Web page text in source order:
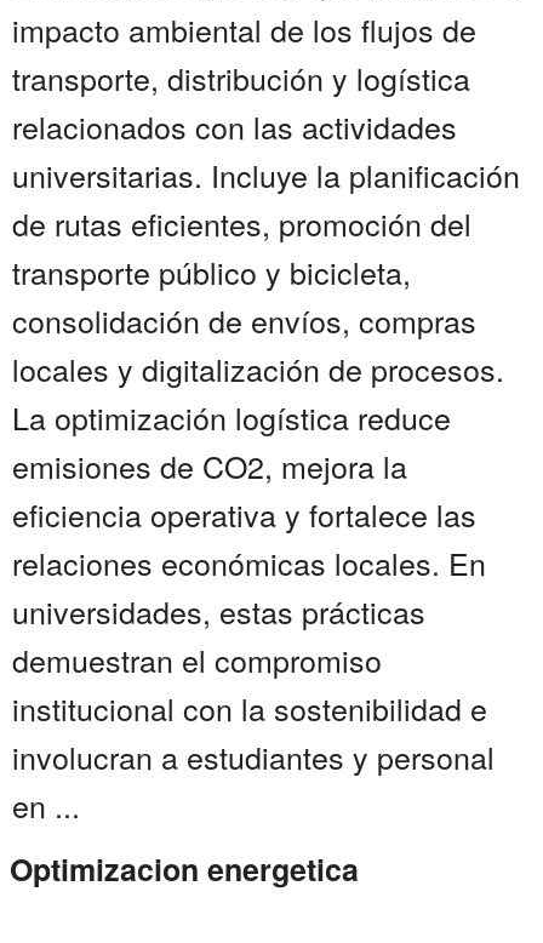
impacto ambiental de los flujos de
transporte, distribución y logística
relacionados con las actividades
universitarias. Incluye la planificación
de rutas eficientes, promoción del
transporte público y bicicleta,
consolidación de envíos, compras
locales y digitalización de procesos.
La optimización logística reduce
emisiones de CO2, mejora la
eficiencia operativa y fortalece las
relaciones económicas locales. En
universidades, estas prácticas
demuestran el compromiso
institucional con la sostenibilidad e
involucran a estudiantes y personal
en ...
Optimizacion energetica